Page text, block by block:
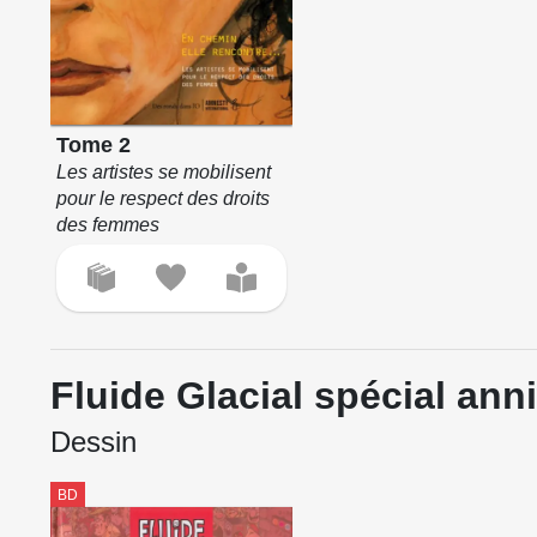
Tome 2
Les artistes se mobilisent
pour le respect des droits
des femmes
Fluide Glacial spécial
Dessin
BD